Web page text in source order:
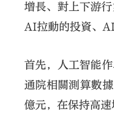
增長、對上下游
AI拉動的投資、
首先，人工智能
通院相關測算數
億元，在保持高速